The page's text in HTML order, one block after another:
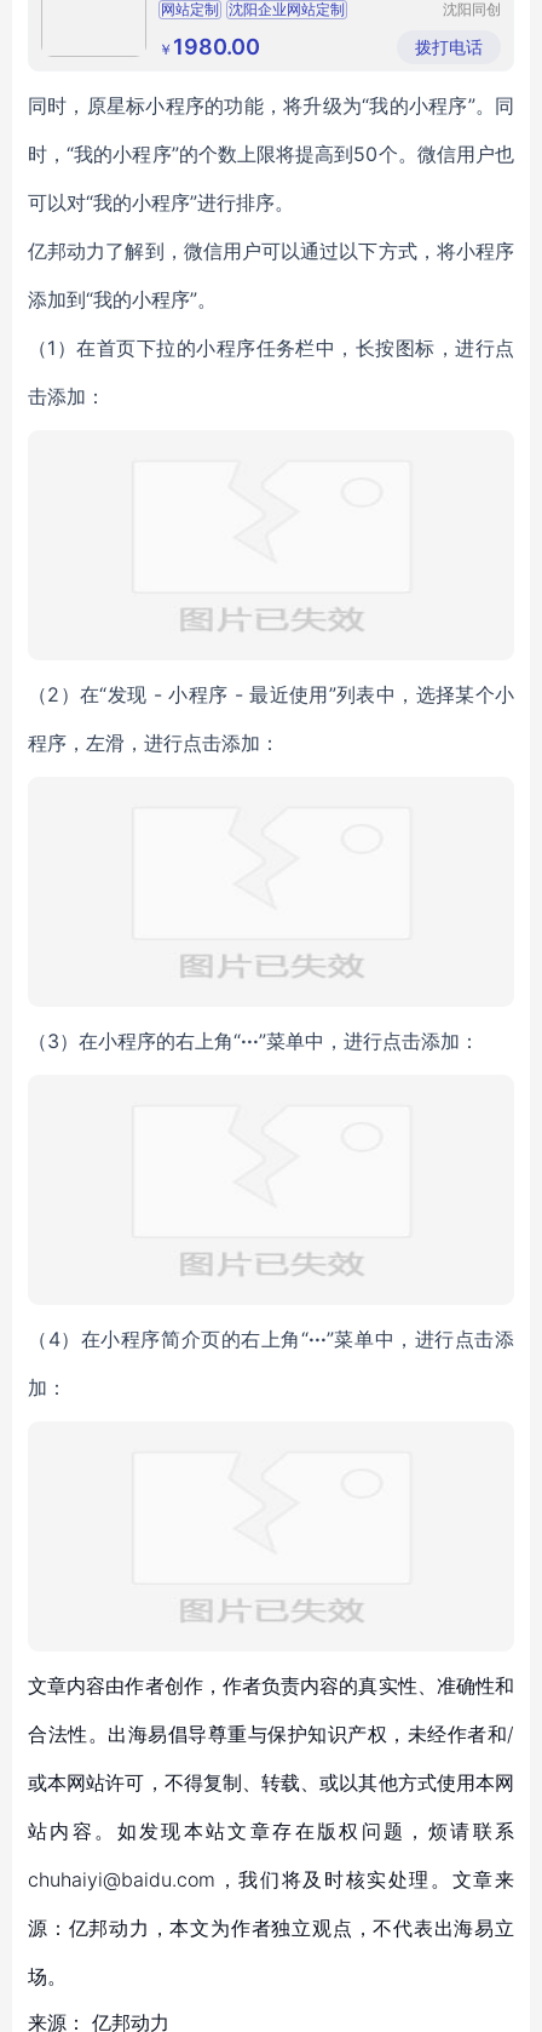
网站定制 沈阳企业网站定制
企业网站定制
沈阳同创
有限公司
￥ 1980.00 拨打电话
同时，原星标小程序的功能，将升级为“我的小程序”。同
时，“我的小程序”的个数上限将提高到50个。 微信用户也
可以对“我的小程序”进行排序。
亿邦动力了解到，微信用户可以通过以下方式，将小程序
添加到“我的小程序”。
（1）在首页下拉的小程序任务栏中，长按图标，进行点
击添加：
（2）在“发现 - 小程序 - 最近使用”列表中，选择某个小
程序，左滑，进行点击添加：
（3）在小程序的右上角“···”菜单中， 进行点击添加：
（4）在小程序简介页的右上角“···”菜单中，进行点击添
加：
文章内容由作者创作，作者负责内容的真实性、准确性和
合法性。出海易倡导尊重与保护知识产权，未经作者和/
或本网站许可，不得复制、转载、或以其他方式使用本网
站内容。如发现本站文章存在版权问题，烦请联系
chuhaiyi@baidu.com，我们将及时核实处理。文章来
源：亿邦动力，本文为作者独立观点，不代表出海易立
场。
来源： 亿邦动力